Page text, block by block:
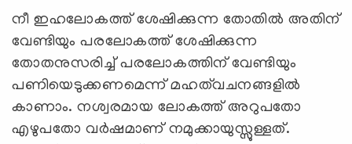
നീ ഇഹലോകത്ത് ശേഷിക്കുന്ന തോതില്‍ അതിന്
വേണ്ടിയും പരലോകത്ത് ശേഷിക്കുന്ന
തോതനുസരിച്ച് പരലോകത്തിന് വേണ്ടിയും
പണിയെടുക്കണമെന്ന് മഹത്‌വചനങ്ങളില്‍
കാണാം. നശ്വരമായ ലോകത്ത് അറുപതോ
എഴുപതോ വര്‍ഷമാണ് നമുക്കായുസ്സുള്ളത്.